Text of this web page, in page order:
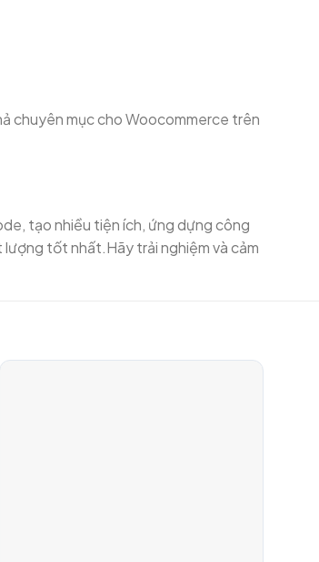
chuyên mục cho Woocommerce trên
tạo nhiều tiện ích, ứng dựng công
tốt nhất.Hãy trải nghiệm và cảm